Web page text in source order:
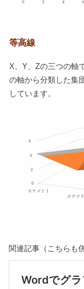
等高線
X、Y、Zの三つの軸
の軸から分類した集
しています。
関連記事（こちらも